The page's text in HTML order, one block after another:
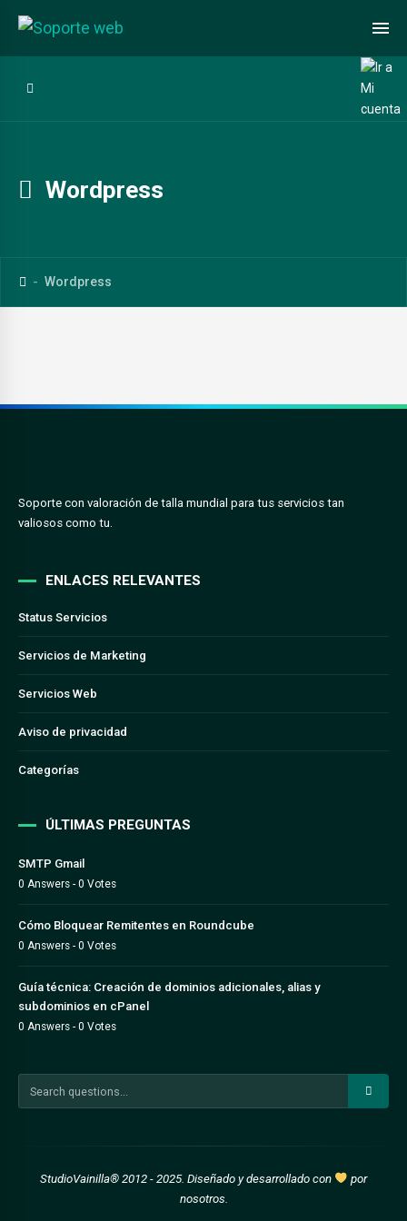
Wordpress
Wordpress
Soporte con valoración de talla mundial para tus servicios tan
valiosos como tu.
ENLACES RELEVANTES
Status Servicios
Servicios de Marketing
Servicios Web
Aviso de privacidad
Categorías
ÚLTIMAS PREGUNTAS
SMTP Gmail
0 Answers - 0 Votes
Cómo Bloquear Remitentes en Roundcube
0 Answers - 0 Votes
Guía técnica: Creación de dominios adicionales, alias y
subdominios en cPanel
0 Answers - 0 Votes
StudioVainilla® 2012 - 2025. Diseñado y desarrollado con
por
nosotros